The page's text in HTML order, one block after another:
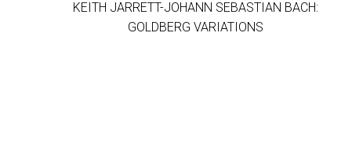
KEITH JARRETT-JOHANN SEBASTIAN BACH:
GOLDBERG VARIATIONS